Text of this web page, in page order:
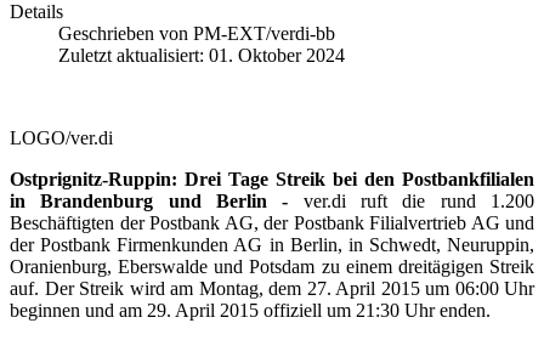
Details
Geschrieben von PM-EXT/verdi-bb
Zuletzt aktualisiert: 01. Oktober 2024
LOGO/ver.di
Ostprignitz-Ruppin: Drei Tage Streik bei den Postbankfilialen
in Brandenburg und Berlin - ver.di ruft die rund 1.200
Beschäftigten der Postbank AG, der Postbank Filialvertrieb AG und
der Postbank Firmenkunden AG in Berlin, in Schwedt, Neuruppin,
Oranienburg, Eberswalde und Potsdam zu einem dreitägigen Streik
auf. Der Streik wird am Montag, dem 27. April 2015 um 06:00 Uhr
beginnen und am 29. April 2015 offiziell um 21:30 Uhr enden.